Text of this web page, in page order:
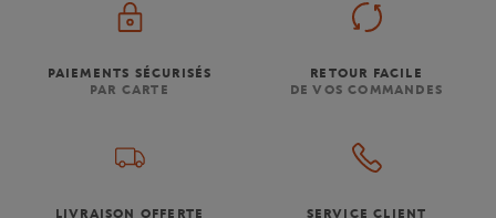
PAIEMENTS SÉCURISÉS
PAR CARTE
RETOUR FACILE
DE VOS COMMANDES
LIVRAISON OFFERTE
SERVICE CLIENT